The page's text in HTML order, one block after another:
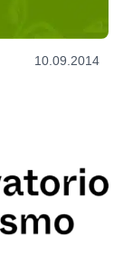
10.09.2014